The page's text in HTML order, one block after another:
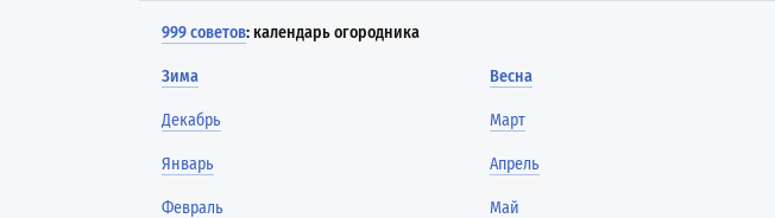
999 советов: календарь огородника
Зима
Декабрь
Январь
Февраль
Весна
Март
Апрель
Май